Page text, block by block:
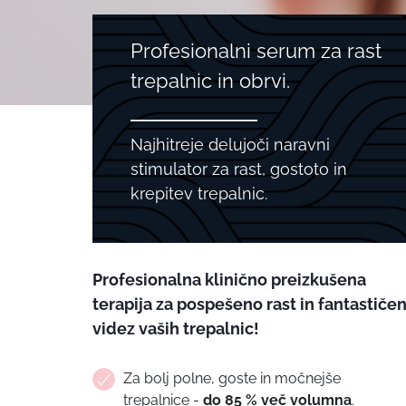
Profesionalni serum za rast
trepalnic in obrvi.
Najhitreje delujoči naravni
stimulator za rast, gostoto in
krepitev trepalnic.
Profesionalna klinično preizkušena
terapija za pospešeno rast in fantastičen
videz vaših trepalnic!
Za bolj polne, goste in močnejše
trepalnice - do 85 % več volumna.